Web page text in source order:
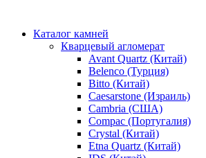
Каталог камней
Кварцевый агломерат
Avant Quartz (Китай)
Belenco (Турция)
Bitto (Китай)
Caesarstone (Израиль)
Cambria (США)
Compac (Португалия)
Crystal (Китай)
Etna Quartz (Китай)